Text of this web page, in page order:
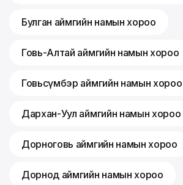
Булган аймгийн намын хороо
Говь-Алтай аймгийн намын хороо
Говьсүмбэр аймгийн намын хороо
Дархан-Уул аймгийн намын хороо
Дорноговь аймгийн намын хороо
Дорнод аймгийн намын хороо